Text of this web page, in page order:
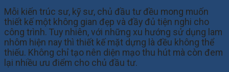
Mỗi kiến trúc sư, kỹ sư, chủ đầu tư đều mong muốn
thiết kế một không gian đẹp và đầy đủ tiện nghi cho
công trình. Tuy nhiên, với những xu hướng sử dụng lam
nhôm hiện nay thì thiết kế mặt dựng là đều không thể
thiếu. Không chỉ tạo nên diện mạo thu hút mà còn đem
lại nhiều ưu điểm cho chủ đầu tư.